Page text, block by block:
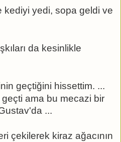
kediyi yedi, sopa geldi ve
da kesinlikle
geçtiğini hissettim. ...
ama bu mecazi bir
...
çekilerek kiraz ağacının